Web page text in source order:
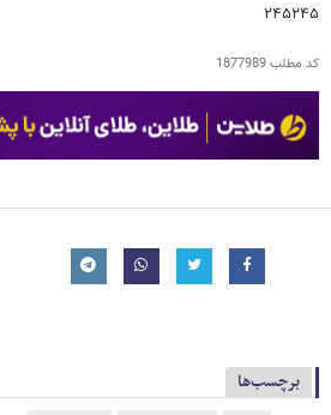
۲۴۵۲۴۵
کد مطلب1877989
برچسب‌ها